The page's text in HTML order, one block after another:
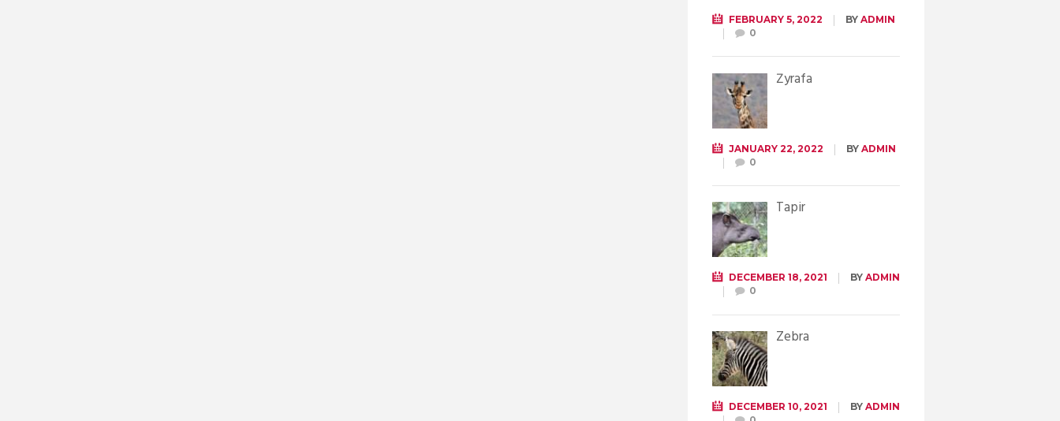
FEBRUARY 5, 2022 BY ADMIN
0
Żyrafa
JANUARY 22, 2022 BY ADMIN
0
Tapir
DECEMBER 18, 2021 BY ADMIN
0
Zebra
DECEMBER 10, 2021 BY ADMIN